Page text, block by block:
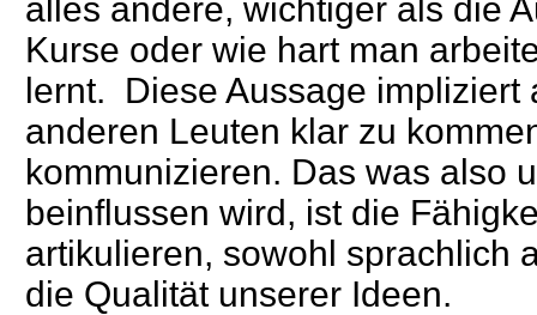
alles andere, wichtiger als die
Kurse oder wie hart man
lernt. Diese Aussage impliziert
anderen Leuten klar zu
kommunizieren. Das was also
beinflussen wird, ist die
artikulieren, sowohl sprachlich
die Qualität unserer Ideen.